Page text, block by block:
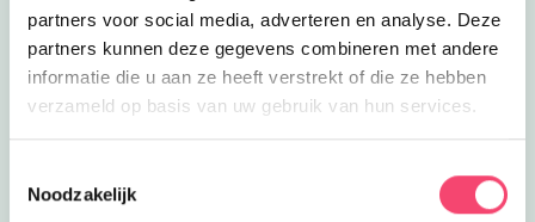
partners voor social media, adverteren en analyse. Deze
partners kunnen deze gegevens combineren met andere
informatie die u aan ze heeft verstrekt of die ze hebben
verzameld op basis van uw gebruik van hun services.
Noodzakelijk